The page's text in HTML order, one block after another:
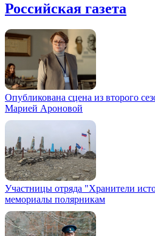
Российская газета
Опубликована сцена из второго
Марией Ароновой
Участницы отряда "Хранители
мемориалы полярникам